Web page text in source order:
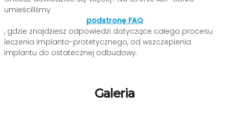
umieściliśmy
podstronę FAQ
, gdzie znajdziesz odpowiedzi dotyczące całego procesu
leczenia implanto-protetycznego, od wszczepienia
implantu do ostatecznej odbudowy.
Galeria